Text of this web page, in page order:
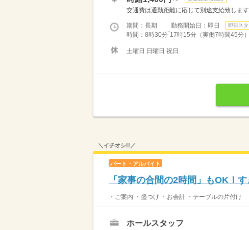
交通費は通勤距離に応じて別途支給致しま
期間：長期 勤務開始日：即日 即日スタ
時間：8時30分‾17時15分（実働7時間45分
土曜日 日曜日 祝日
＼イチオシ!!／
パート・アルバイト
「家事の合間の2時間」もOK！
・ご案内 ・盛つけ ・お会計 ・テーブルの片付
ホールスタッフ